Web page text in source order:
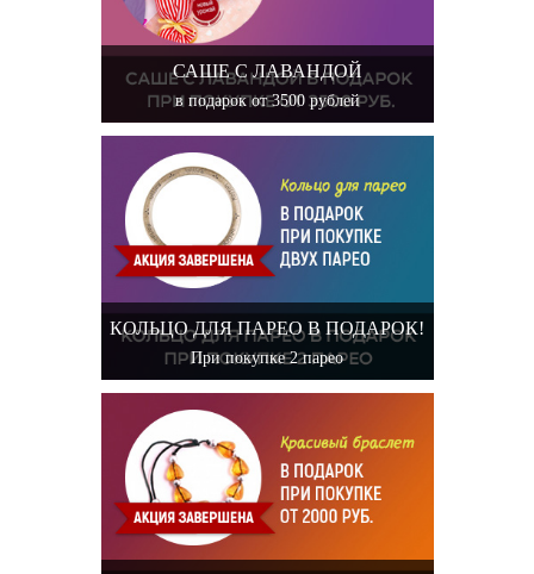
САШЕ С ЛАВАНДОЙ
в подарок от 3500 рублей
КОЛЬЦО ДЛЯ ПАРЕО В ПОДАРОК!
При покупке 2 парео